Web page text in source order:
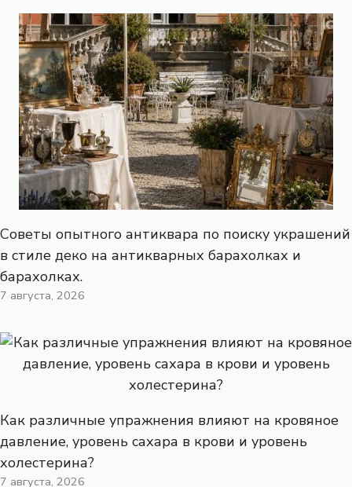
Советы опытного антиквара по поиску украшений
в стиле деко на антикварных барахолках и
барахолках.
7 августа, 2026
Как различные упражнения влияют на кровяное
давление, уровень сахара в крови и уровень
холестерина?
7 августа, 2026